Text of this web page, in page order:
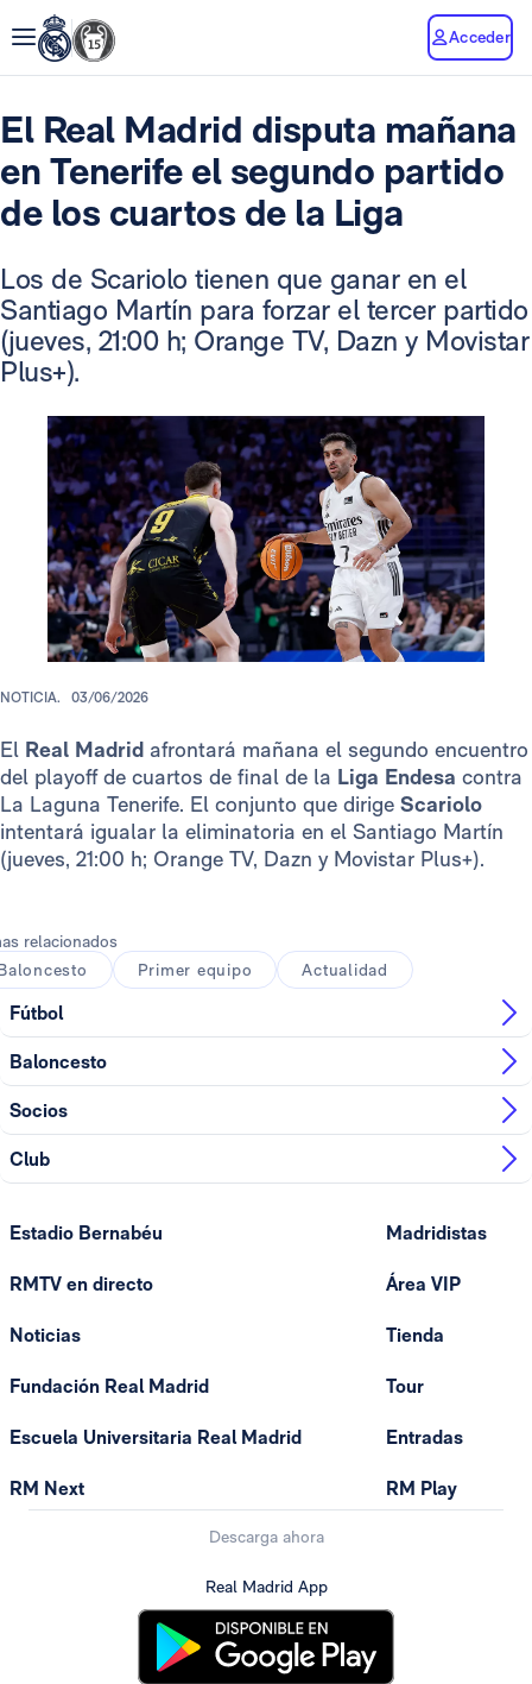
Acceder
El Real Madrid disputa mañana
en Tenerife el segundo partido
de los cuartos de la Liga
Los de Scariolo tienen que ganar en el
Santiago Martín para forzar el tercer partido
(jueves, 21:00 h; Orange TV, Dazn y Movistar
Plus+).
NOTICIA. 03/06/2026
El Real Madrid afrontará mañana el segundo encuentro
del playoff de cuartos de final de la Liga Endesa contra
La Laguna Tenerife. El conjunto que dirige Scariolo
intentará igualar la eliminatoria en el Santiago Martín
(jueves, 21:00 h; Orange TV, Dazn y Movistar Plus+).
relacionados
Primer equipo Actualidad
Fútbol
Baloncesto
Socios
Club
Estadio Bernabéu
RMTV en directo
Noticias
Fundación Real Madrid
Escuela Universitaria Real Madrid
RM Next
Madridistas
Área VIP
Tienda
Tour
Entradas
RM Play
Descarga ahora
Real Madrid App